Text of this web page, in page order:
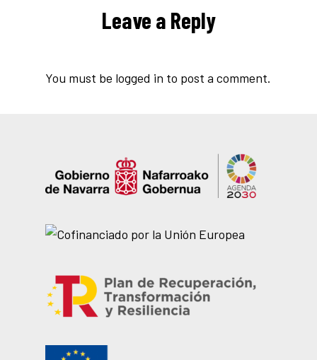
Leave a Reply
You must be logged in to post a comment.